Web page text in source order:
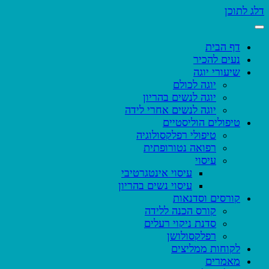
דלג לתוכן
דף הבית
נעים להכיר
שיעורי יוגה
יוגה לכולם
יוגה לנשים בהריון
יוגה לנשים אחרי לידה
טיפולים הוליסטיים
טיפולי רפלקסולוגיה
רפואה נטורופתית
עיסוי
עיסוי אינטגרטיבי
עיסוי נשים בהריון
קורסים וסדנאות
קורס הכנה ללידה
סדנת ניקוי רעלים
רפלקסולושן
לקוחות ממליצים
מאמרים